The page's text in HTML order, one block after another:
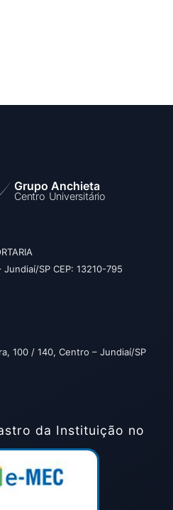
Grupo Anchieta
Centro Universitário
SP CEP: 13210-795
100 / 140, Centro – Jundiaí/SP
da Instituição no